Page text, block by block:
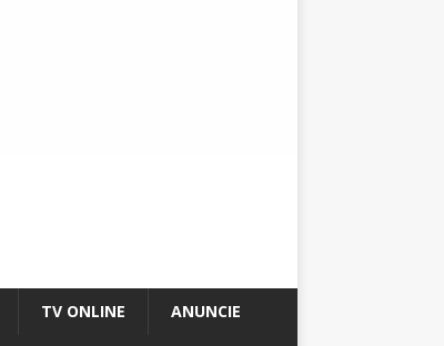
TV ONLINE ANUNCIE